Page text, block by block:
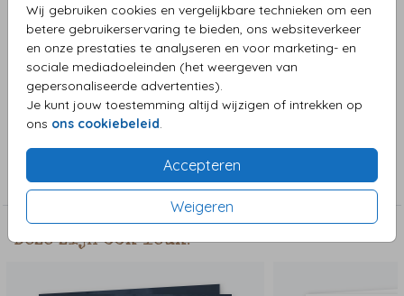
Wij gebruiken cookies en vergelijkbare technieken om een
betere gebruikerservaring te bieden, ons websiteverkeer
en onze prestaties te analyseren en voor marketing- en
sociale mediadoeleinden (het weergeven van
gepersonaliseerde advertenties).
Je kunt jouw toestemming altijd wijzigen of intrekken op
ons ons cookiebeleid
Accepteren
Weigeren
Omschrijving
Geboortekaartje silhouet jongen brandweerwagen zusjes,
alle afbeeldingen zijn los, je kunt naar wens je kaart
aanpassen.
Collectie
Jongenskaart
Deze zijn ook leuk!